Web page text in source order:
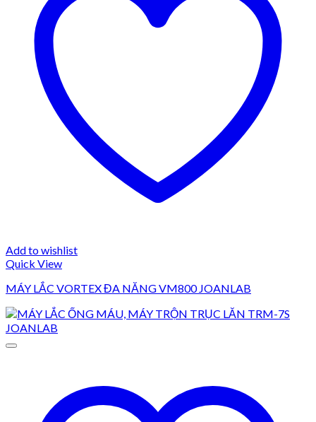
Add to wishlist
Quick View
​​​​​​​MÁY LẮC VORTEX ĐA NĂNG VM800 JOANLAB